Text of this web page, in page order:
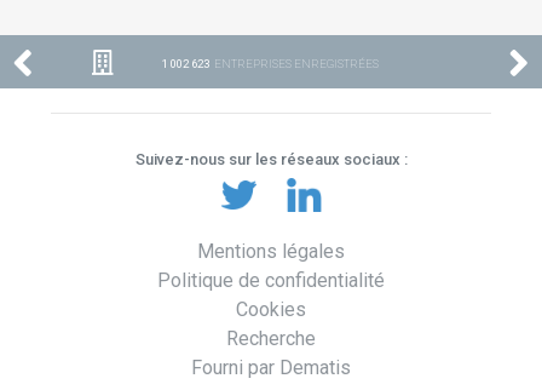
1 002 623 ENTREPRISES ENREGISTRÉES
Suivez-nous sur les réseaux sociaux :
Mentions légales
Politique de confidentialité
Cookies
Recherche
Fourni par Dematis